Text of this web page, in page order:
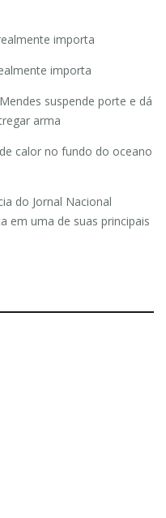
importa
importa
suspende porte e dá
arma
calor no fundo do oceano
do Jornal Nacional
em uma de suas principais